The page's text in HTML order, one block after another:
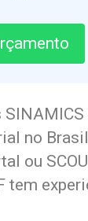
no
ou
tem